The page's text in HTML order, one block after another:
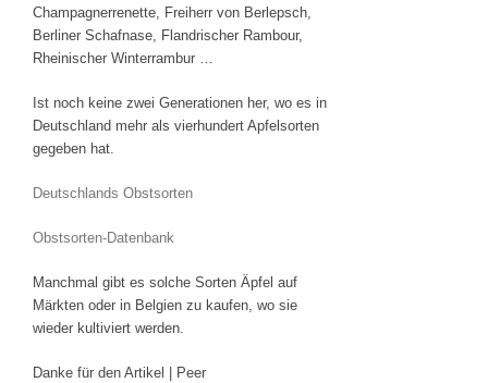
Champagnerrenette, Freiherr von Berlepsch,
Berliner Schafnase, Flandrischer Rambour,
Rheinischer Winterrambur …
Ist noch keine zwei Generationen her, wo es in
Deutschland mehr als vierhundert Apfelsorten
gegeben hat.
Deutschlands Obstsorten
Obstsorten-Datenbank
Manchmal gibt es solche Sorten Äpfel auf
Märkten oder in Belgien zu kaufen, wo sie
wieder kultiviert werden.
Danke für den Artikel | Peer